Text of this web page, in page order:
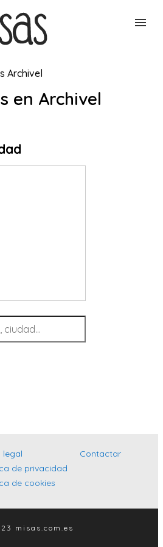
Archivel
en Archivel
legal
de privacidad
de cookies
Contactar
misas.com.es